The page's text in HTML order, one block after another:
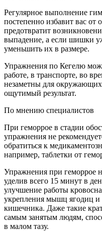
Регулярное выполнение
постепенно избавит вас от
предотвратит
выпадение, а если шишки
уменьшить их в размере.
Упражнения по Кегелю
работе, в транспорте, во
незаметны для
ощутимый результат.
По мнению специалистов
При геморрое в стадии
упражнения не
обратиться к
например, таблетки от
Упражнения при геморрое
уделив всего 15 минут в
улучшение работы
укрепления мышц ягодиц
кишечника. Даже такие
самым занятым людям,
в малом тазу.